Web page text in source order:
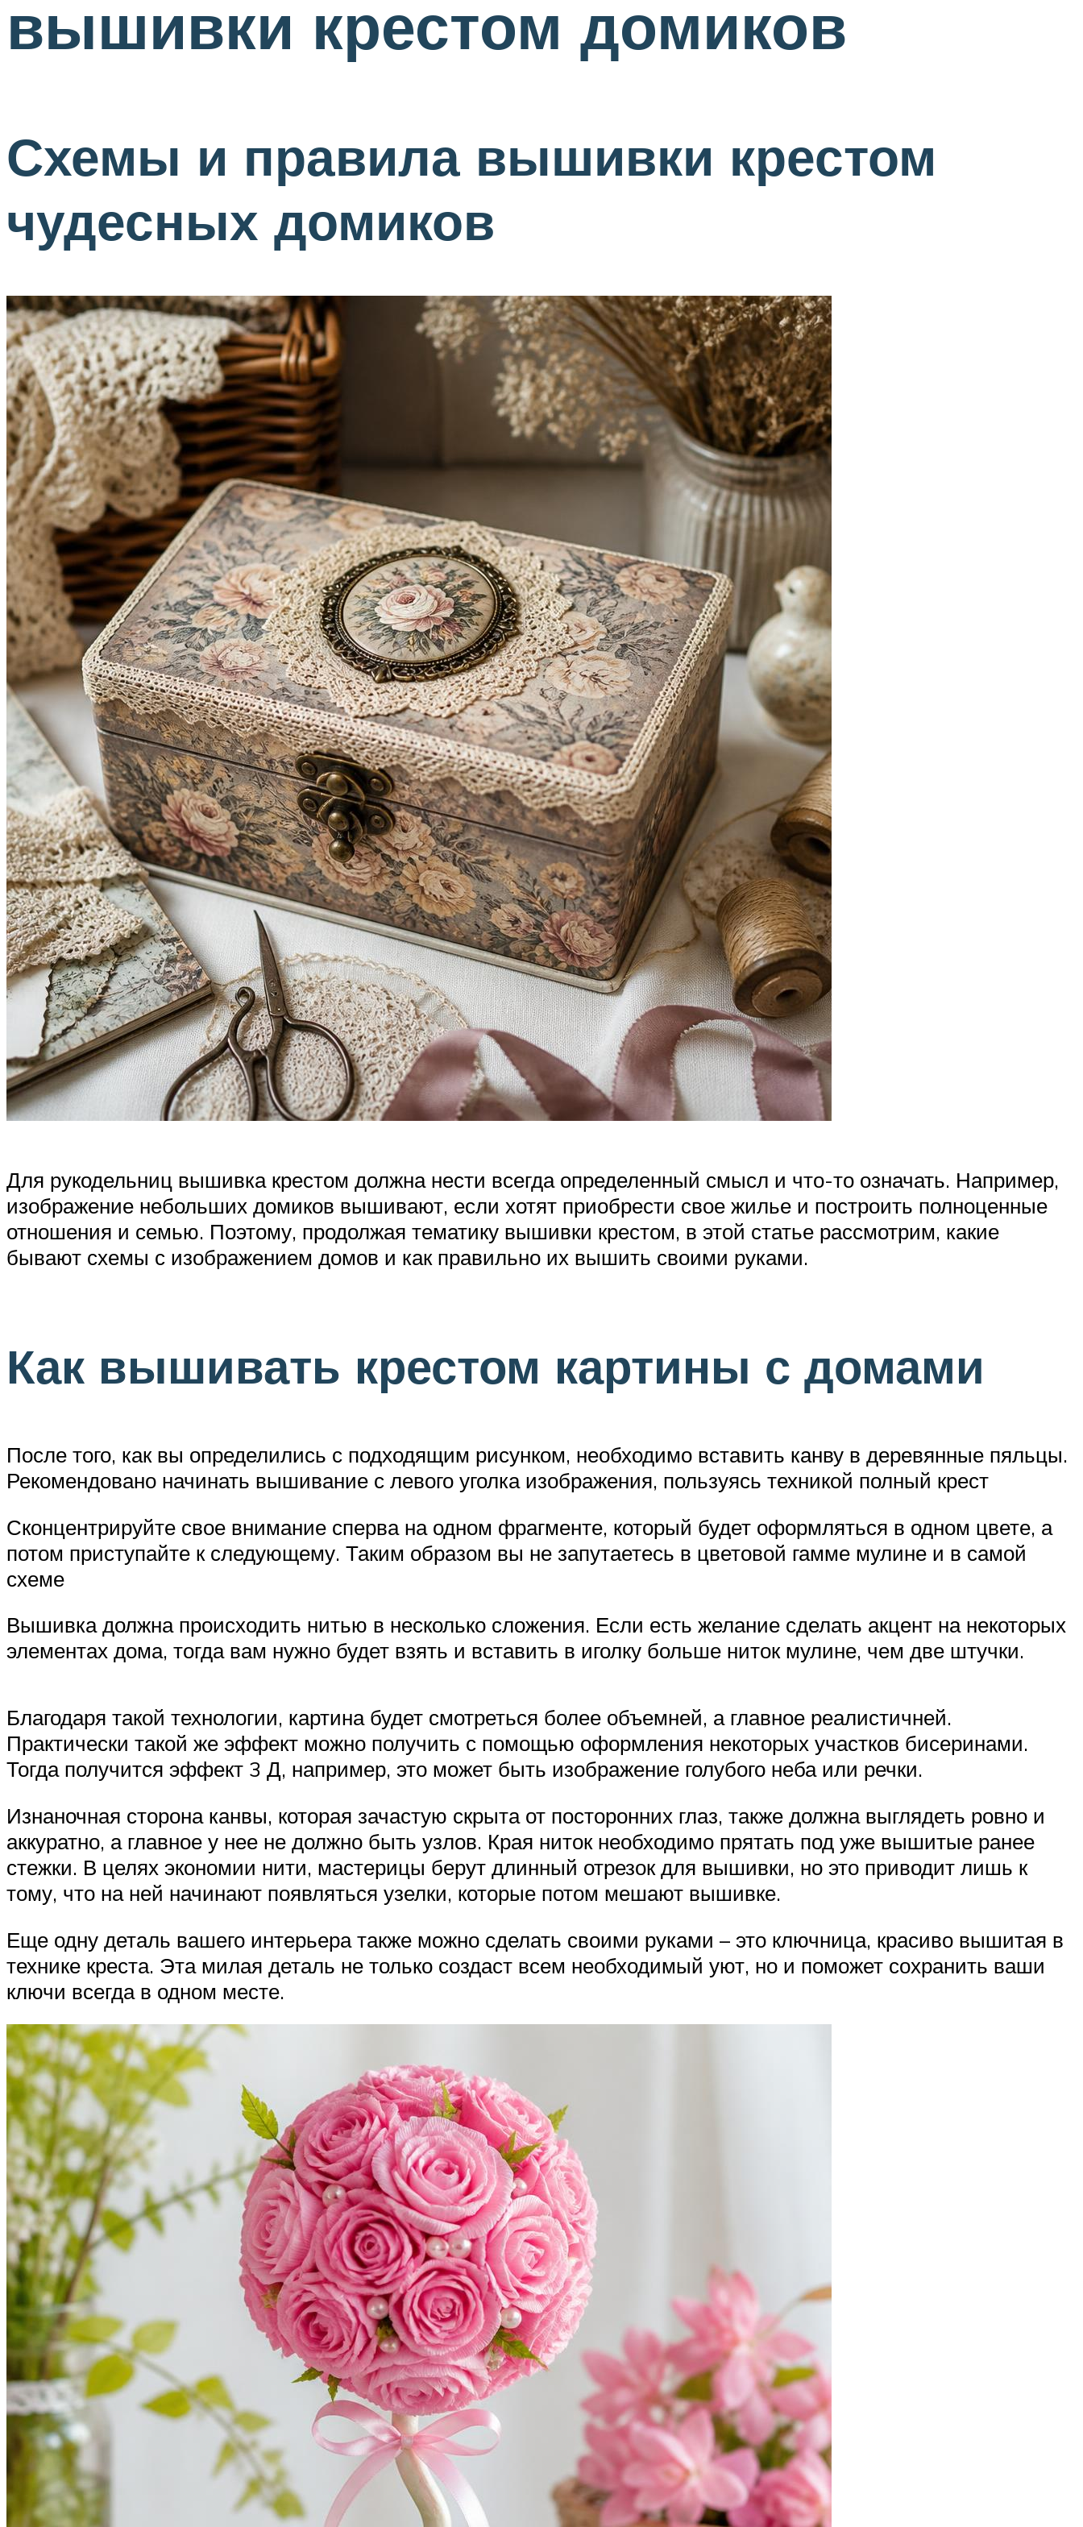
вышивки крестом домиков
Схемы и правила вышивки крестом
чудесных домиков
Для рукодельниц вышивка крестом должна нести всегда определенный смысл и что-то означать. Например,
изображение небольших домиков вышивают, если хотят приобрести свое жилье и построить полноценные
отношения и семью. Поэтому, продолжая тематику вышивки крестом, в этой статье рассмотрим, какие
бывают схемы с изображением домов и как правильно их вышить своими руками.
Как вышивать крестом картины с домами
После того, как вы определились с подходящим рисунком, необходимо вставить канву в деревянные пяльцы.
Рекомендовано начинать вышивание с левого уголка изображения, пользуясь техникой полный крест
Сконцентрируйте свое внимание сперва на одном фрагменте, который будет оформляться в одном цвете, а
потом приступайте к следующему. Таким образом вы не запутаетесь в цветовой гамме мулине и в самой
схеме
Вышивка должна происходить нитью в несколько сложения. Если есть желание сделать акцент на некоторых
элементах дома, тогда вам нужно будет взять и вставить в иголку больше ниток мулине, чем две штучки.
Благодаря такой технологии, картина будет смотреться более объемней, а главное реалистичней.
Практически такой же эффект можно получить с помощью оформления некоторых участков бисеринами.
Тогда получится эффект 3 Д, например, это может быть изображение голубого неба или речки.
Изнаночная сторона канвы, которая зачастую скрыта от посторонних глаз, также должна выглядеть ровно и
аккуратно, а главное у нее не должно быть узлов. Края ниток необходимо прятать под уже вышитые ранее
стежки. В целях экономии нити, мастерицы берут длинный отрезок для вышивки, но это приводит лишь к
тому, что на ней начинают появляться узелки, которые потом мешают вышивке.
Еще одну деталь вашего интерьера также можно сделать своими руками – это ключница, красиво вышитая в
технике креста. Эта милая деталь не только создаст всем необходимый уют, но и поможет сохранить ваши
ключи всегда в одном месте.